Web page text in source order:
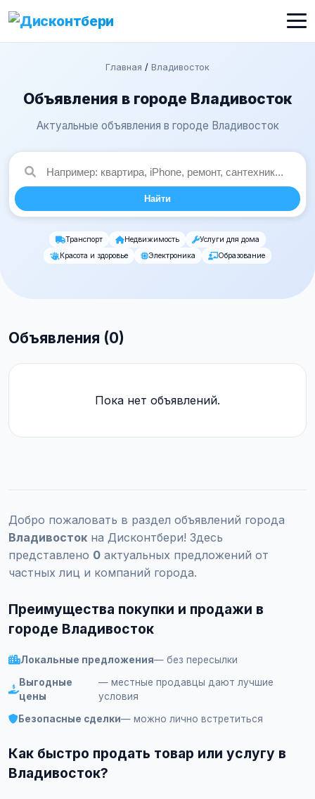
Главная / Владивосток
Объявления в городе Владивосток
Актуальные объявления в городе Владивосток
Найти
Транспорт Недвижимость
Услуги для дома
Красота и здоровье
Электроника Образование
Объявления (0)
Пока нет объявлений.
Добро пожаловать в раздел объявлений города
Владивосток на Дисконтбери! Здесь
представлено 0 актуальных предложений от
частных лиц и компаний города.
Преимущества покупки и продажи в
городе Владивосток
Локальные предложения— без пересылки
Выгодные
цены
— местные продавцы дают лучшие
условия
Безопасные сделки— можно лично встретиться
Как быстро продать товар или услугу в
Владивосток?